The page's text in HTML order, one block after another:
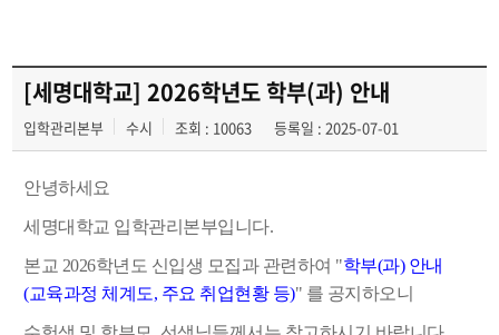
[세명대학교] 2026학년도 학부(과) 안내
입학관리본부 수시 조회 : 10063 등록일 : 2025-07-01
안녕하세요
세명대학교 입학관리본부입니다.
본교 2026학년도 신입생 모집과 관련하여 "학부(과) 안내
(교육과정 체계도, 주요 취업현황 등)" 를 공지하오니